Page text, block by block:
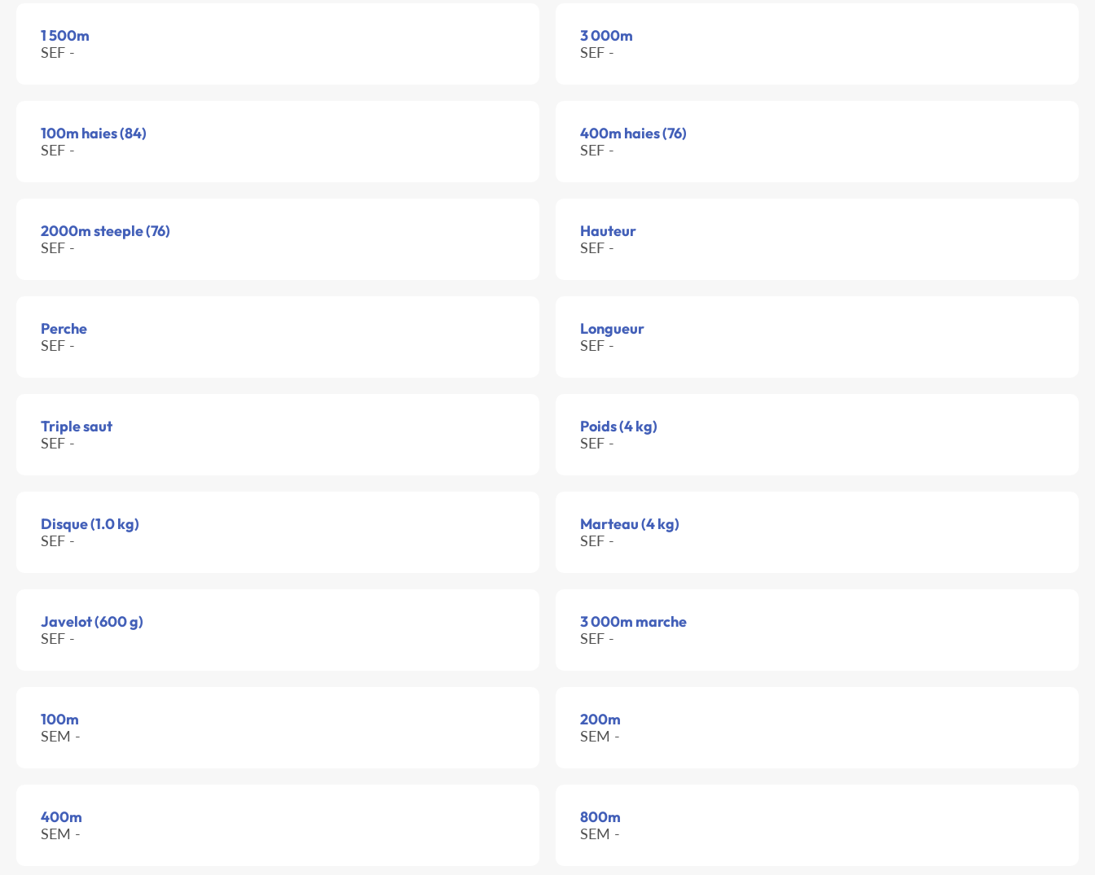
1 500m
SEF -
3 000m
SEF -
100m haies (84)
SEF -
400m haies (76)
SEF -
2000m steeple (76)
SEF -
Hauteur
SEF -
Perche
SEF -
Longueur
SEF -
Triple saut
SEF -
Poids (4 kg)
SEF -
Disque (1.0 kg)
SEF -
Marteau (4 kg)
SEF -
Javelot (600 g)
SEF -
3 000m marche
SEF -
100m
SEM -
200m
SEM -
400m
SEM -
800m
SEM -